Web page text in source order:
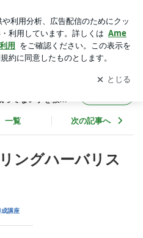
全国オンライン可能 本に載っ
教室
の更新通知
を受け取りまし
開く
てない事を教え
一覧 次の記事へ
ングハーバリス
講座